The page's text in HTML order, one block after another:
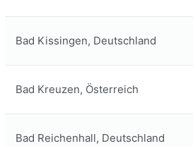
Bad Kissingen, Deutschland
Bad Kreuzen, Österreich
Bad Reichenhall, Deutschland